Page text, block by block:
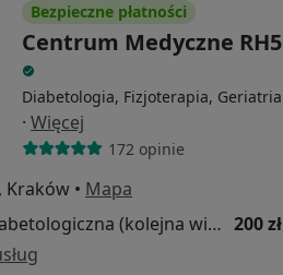
Bezpieczne płatności
Centrum Medyczne RH5
Diabetologia, Fizjoterapia, Geriatria
· Więcej
172 opinie
Kraków • Mapa
Konsultacja diabetologiczna (kolejna wizyta) 200 zł